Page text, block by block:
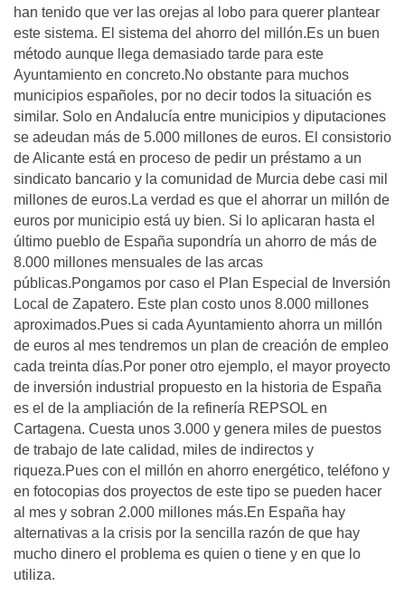
han tenido que ver las orejas al lobo para querer plantear
este sistema. El sistema del ahorro del millón.Es un buen
método aunque llega demasiado tarde para este
Ayuntamiento en concreto.No obstante para muchos
municipios españoles, por no decir todos la situación es
similar. Solo en Andalucía entre municipios y diputaciones
se adeudan más de 5.000 millones de euros. El consistorio
de Alicante está en proceso de pedir un préstamo a un
sindicato bancario y la comunidad de Murcia debe casi mil
millones de euros.La verdad es que el ahorrar un millón de
euros por municipio está uy bien. Si lo aplicaran hasta el
último pueblo de España supondría un ahorro de más de
8.000 millones mensuales de las arcas
públicas.Pongamos por caso el Plan Especial de Inversión
Local de Zapatero. Este plan costo unos 8.000 millones
aproximados.Pues si cada Ayuntamiento ahorra un millón
de euros al mes tendremos un plan de creación de empleo
cada treinta días.Por poner otro ejemplo, el mayor proyecto
de inversión industrial propuesto en la historia de España
es el de la ampliación de la refinería REPSOL en
Cartagena. Cuesta unos 3.000 y genera miles de puestos
de trabajo de late calidad, miles de indirectos y
riqueza.Pues con el millón en ahorro energético, teléfono y
en fotocopias dos proyectos de este tipo se pueden hacer
al mes y sobran 2.000 millones más.En España hay
alternativas a la crisis por la sencilla razón de que hay
mucho dinero el problema es quien o tiene y en que lo
utiliza.